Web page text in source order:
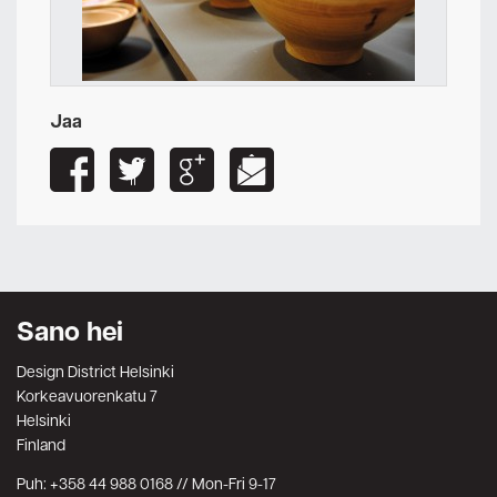
Jaa
Sano hei
Design District Helsinki
Korkeavuorenkatu 7
Helsinki
Finland
Puh: +358 44 988 0168 // Mon-Fri 9-17